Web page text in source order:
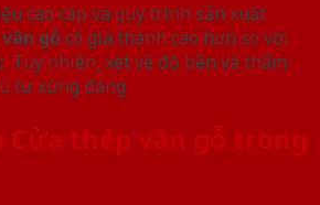
cao cấp và quy trình sản xuất
gỗ có giá thành cao hơn so với
Tuy nhiên, xét về độ bền và thẩm
tư xứng đáng.
Cửa thép vân gỗ trong